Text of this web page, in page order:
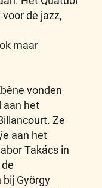
de jazz,
maar
vonden
aan het
Ze
aan het
Takács in
György